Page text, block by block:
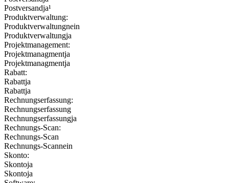
Postversandja¹
Produktverwaltung:
Produktverwaltungnein
Produktverwaltungja
Projektmanagement:
Projektmanagmentja
Projektmanagmentja
Rabatt:
Rabattja
Rabattja
Rechnungserfassung:
Rechnungserfassung
Rechnungserfassungja
Rechnungs-Scan:
Rechnungs-Scan
Rechnungs-Scannein
Skonto:
Skontoja
Skontoja